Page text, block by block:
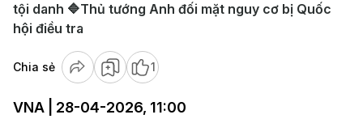
tội danh 🔷Thủ tướng Anh đối mặt nguy cơ bị Quốc
hội điều tra
Chia sẻ 1
VNA | 28-04-2026, 11:00